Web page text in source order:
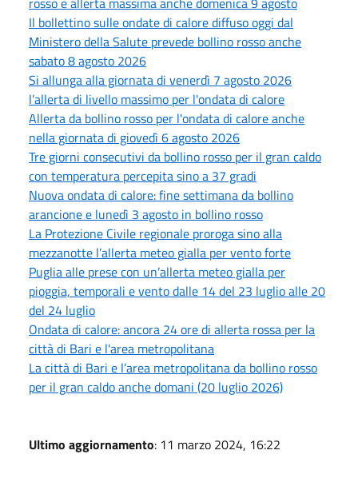
Il bollettino sulle ondate di calore diffuso oggi dal
Ministero della Salute prevede bollino rosso anche
sabato 8 agosto 2026
Si allunga alla giornata di venerdì 7 agosto 2026
l’allerta di livello massimo per l'ondata di calore
Allerta da bollino rosso per l'ondata di calore anche
nella giornata di giovedì 6 agosto 2026
Tre giorni consecutivi da bollino rosso per il gran caldo
con temperatura percepita sino a 37 gradi
Nuova ondata di calore: fine settimana da bollino
arancione e lunedì 3 agosto in bollino rosso
La Protezione Civile regionale proroga sino alla
mezzanotte l’allerta meteo gialla per vento forte
Puglia alle prese con un’allerta meteo gialla per
pioggia, temporali e vento dalle 14 del 23 luglio alle 20
del 24 luglio
Ondata di calore: ancora 24 ore di allerta rossa per la
città di Bari e l'area metropolitana
La città di Bari e l’area metropolitana da bollino rosso
per il gran caldo anche domani (20 luglio 2026)
Ultimo aggiornamento: 11 marzo 2024, 16:22